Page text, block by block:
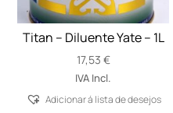
Titan – Diluente Yate – 1L
17,53 €
IVA Incl.
Adicionar á lista de desejos